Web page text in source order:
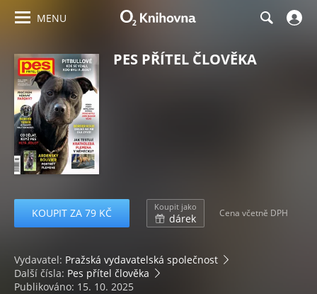
MENU
PES PŘÍTEL ČLOVĚKA
KOUPIT ZA 79 KČ Koupit jako
dárek Cena včetně DPH
Vydavatel: Pražská vydavatelská společnost
Další čísla: Pes přítel člověka
Publikováno: 15. 10. 2025